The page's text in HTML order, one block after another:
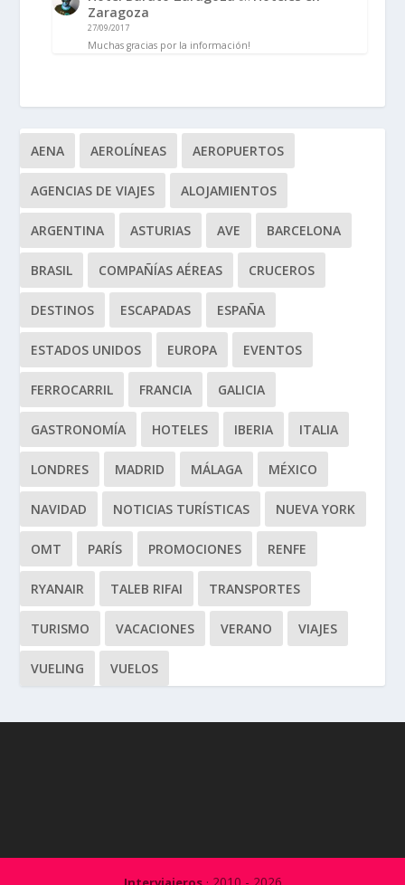
Zaragoza
27/09/2017
Muchas gracias por la información!
AENA AEROLÍNEAS AEROPUERTOS
AGENCIAS DE VIAJES ALOJAMIENTOS
ARGENTINA ASTURIAS AVE BARCELONA
BRASIL COMPAÑÍAS AÉREAS CRUCEROS
DESTINOS ESCAPADAS ESPAÑA
ESTADOS UNIDOS EUROPA EVENTOS
FERROCARRIL FRANCIA GALICIA
GASTRONOMÍA HOTELES IBERIA ITALIA
LONDRES MADRID MÁLAGA MÉXICO
NAVIDAD NOTICIAS TURÍSTICAS NUEVA YORK
OMT PARÍS PROMOCIONES RENFE
RYANAIR TALEB RIFAI TRANSPORTES
TURISMO VACACIONES VERANO VIAJES
VUELING VUELOS